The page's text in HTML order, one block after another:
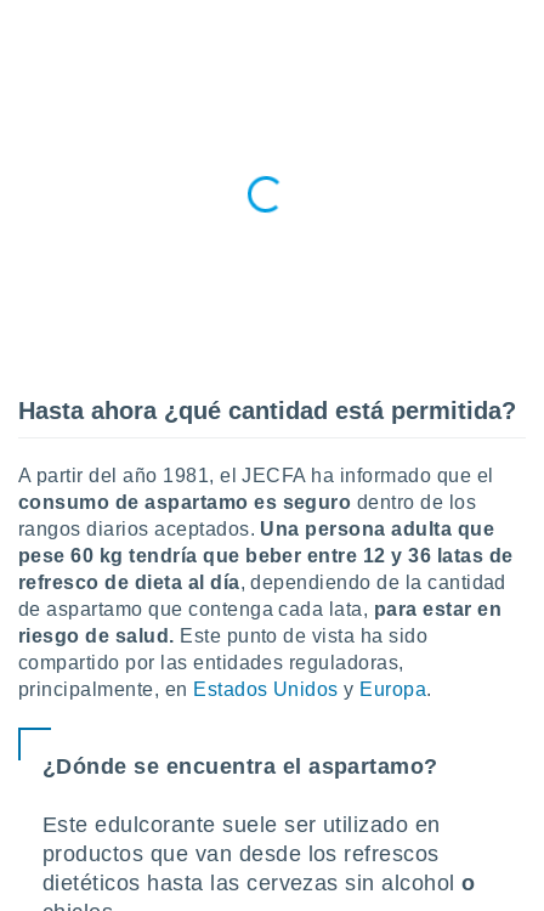
en
en
en
datos
perfiles
Hasta ahora ¿qué cantidad está permitida?
A partir del año 1981, el JECFA ha informado que el
consumo de aspartamo es seguro dentro de los
rangos diarios aceptados. Una persona adulta que
pese 60 kg tendría que beber entre 12 y 36 latas de
refresco de dieta al día, dependiendo de la cantidad
de aspartamo que contenga cada lata, para estar en
riesgo de salud. Este punto de vista ha sido
compartido por las entidades reguladoras,
principalmente, en Estados Unidos y Europa.
¿Dónde se encuentra el aspartamo?
Este edulcorante suele ser utilizado en
productos que van desde los refrescos
dietéticos hasta las cervezas sin alcoholo